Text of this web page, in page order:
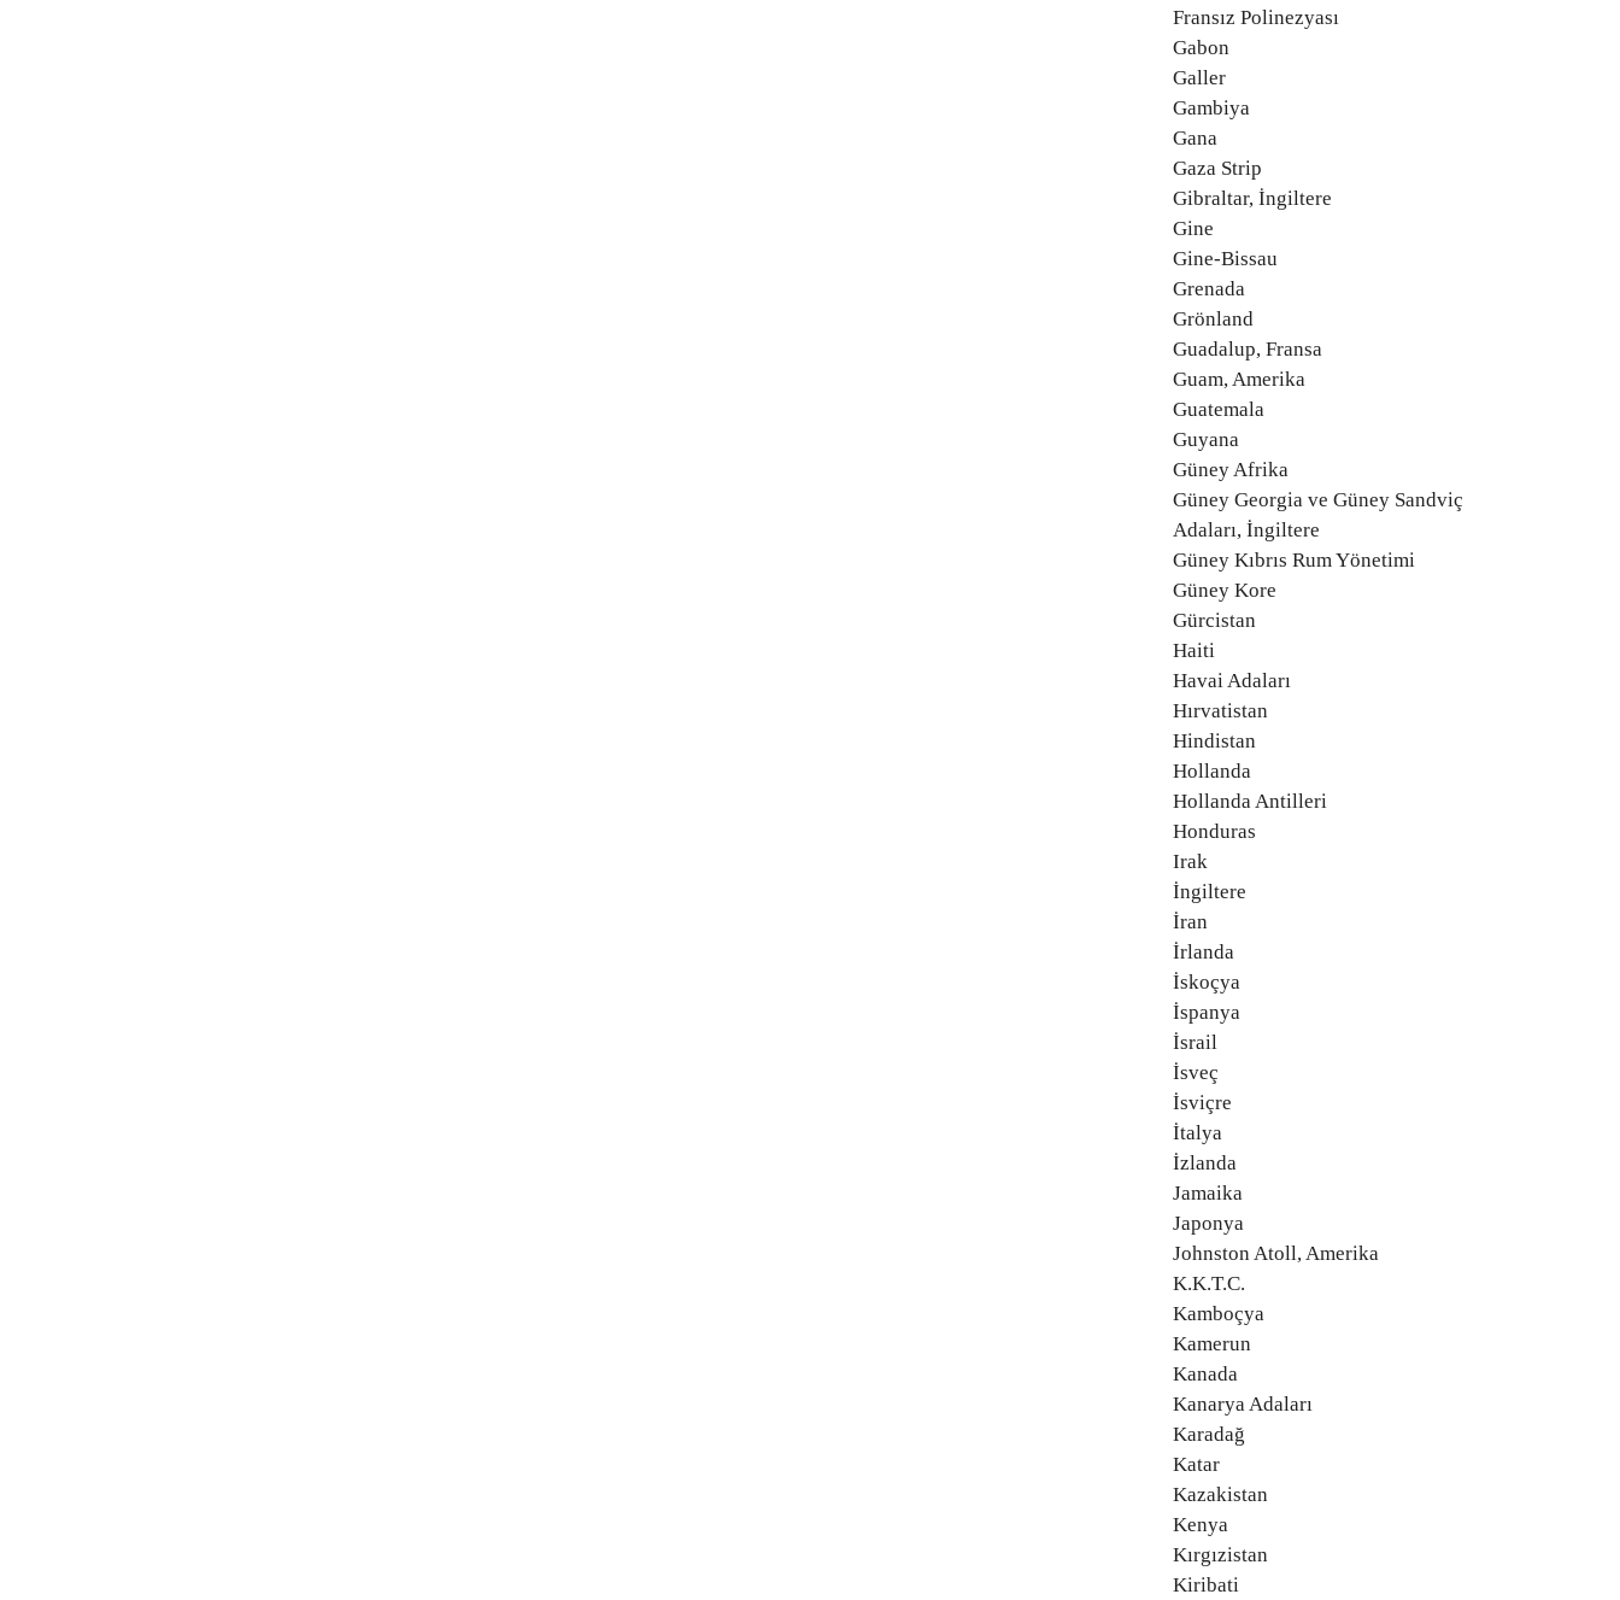
Fransız Polinezyası
Gabon
Galler
Gambiya
Gana
Gaza Strip
Gibraltar, İngiltere
Gine
Gine-Bissau
Grenada
Grönland
Guadalup, Fransa
Guam, Amerika
Guatemala
Guyana
Güney Afrika
Güney Georgia ve Güney Sandviç
Adaları, İngiltere
Güney Kıbrıs Rum Yönetimi
Güney Kore
Gürcistan
Haiti
Havai Adaları
Hırvatistan
Hindistan
Hollanda
Hollanda Antilleri
Honduras
Irak
İngiltere
İran
İrlanda
İskoçya
İspanya
İsrail
İsveç
İsviçre
İtalya
İzlanda
Jamaika
Japonya
Johnston Atoll, Amerika
K.K.T.C.
Kamboçya
Kamerun
Kanada
Kanarya Adaları
Karadağ
Katar
Kazakistan
Kenya
Kırgızistan
Kiribati